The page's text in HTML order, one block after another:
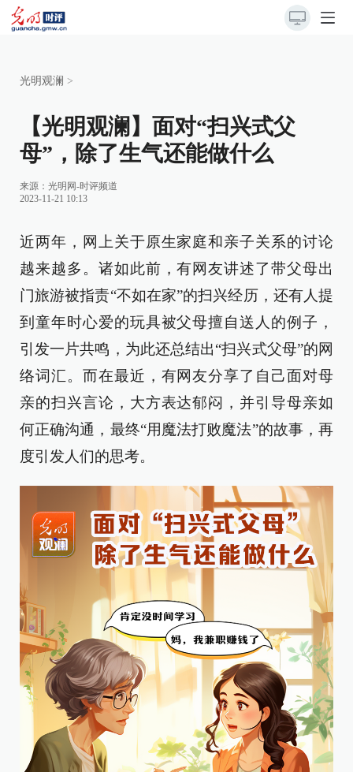
光明观澜 >
【光明观澜】面对“扫兴式父
母”，除了生气还能做什么
来源： 光明网-时评频道
2023-11-21 10:13
近两年，网上关于原生家庭和亲子关系的讨论
越来越多。诸如此前，有网友讲述了带父母出
门旅游被指责“不如在家”的扫兴经历，还有人提
到童年时心爱的玩具被父母擅自送人的例子，
引发一片共鸣，为此还总结出“扫兴式父母”的网
络词汇。而在最近，有网友分享了自己面对母
亲的扫兴言论，大方表达郁闷，并引导母亲如
何正确沟通，最终“用魔法打败魔法”的故事，再
度引发人们的思考。